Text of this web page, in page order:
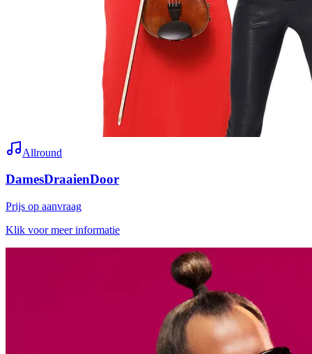
Allround
DamesDraaienDoor
Prijs op aanvraag
Klik voor meer informatie